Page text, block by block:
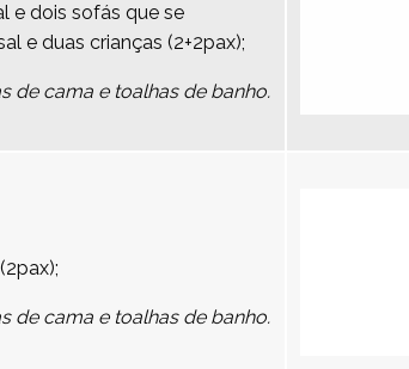
e dois sofás que se
e duas crianças (2+2pax);
de cama e toalhas de banho.
de cama e toalhas de banho.